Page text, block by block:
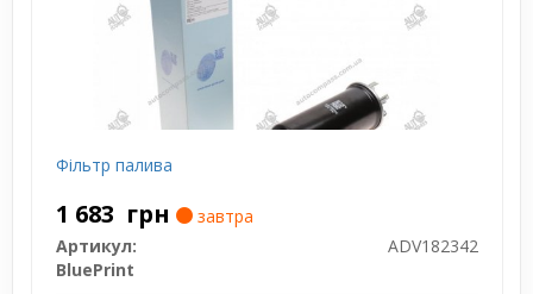
Фільтр палива
1 683 грн
завтра
Артикул:
ADV182342
BluePrint